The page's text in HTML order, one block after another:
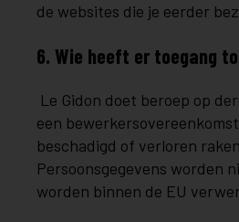
de websites die je eerder
6. Wie heeft er toegang
Le Gidon doet beroep op
een
beschadigd of verloren
Persoonsgegevens worden
worden binnen de EU